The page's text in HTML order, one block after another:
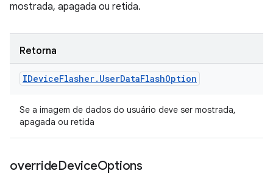
mostrada, apagada ou retida.
Retorna
IDeviceFlasher. UserDataFlashOption
Se a imagem de dados do usuário deve ser mostrada,
apagada ou retida
overrideDeviceOptions